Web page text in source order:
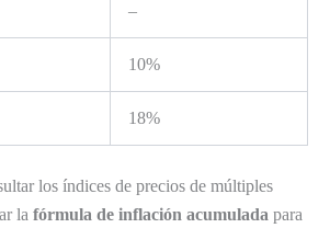
–
10%
18%
los índices de precios de múltiples
la fórmula de inflación acumulada para